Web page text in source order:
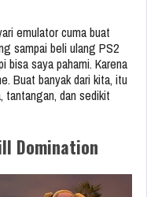
emulator cuma buat
sampai beli ulang PS2
saya pahami. Karena
Buat banyak dari kita, itu
tantangan, dan sedikit
Domination